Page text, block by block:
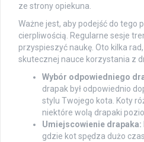
ze strony opiekuna.
Ważne jest, aby podejść do tego
cierpliwością. Regularne sesje
przyspieszyć naukę. Oto kilka
skutecznej nauce korzystania z
Wybór odpowiedniego
drapak był odpowiednio
stylu Twojego kota. Koty
niektóre wolą drapaki
Umiejscowienie drapaka:
gdzie kot spędza dużo